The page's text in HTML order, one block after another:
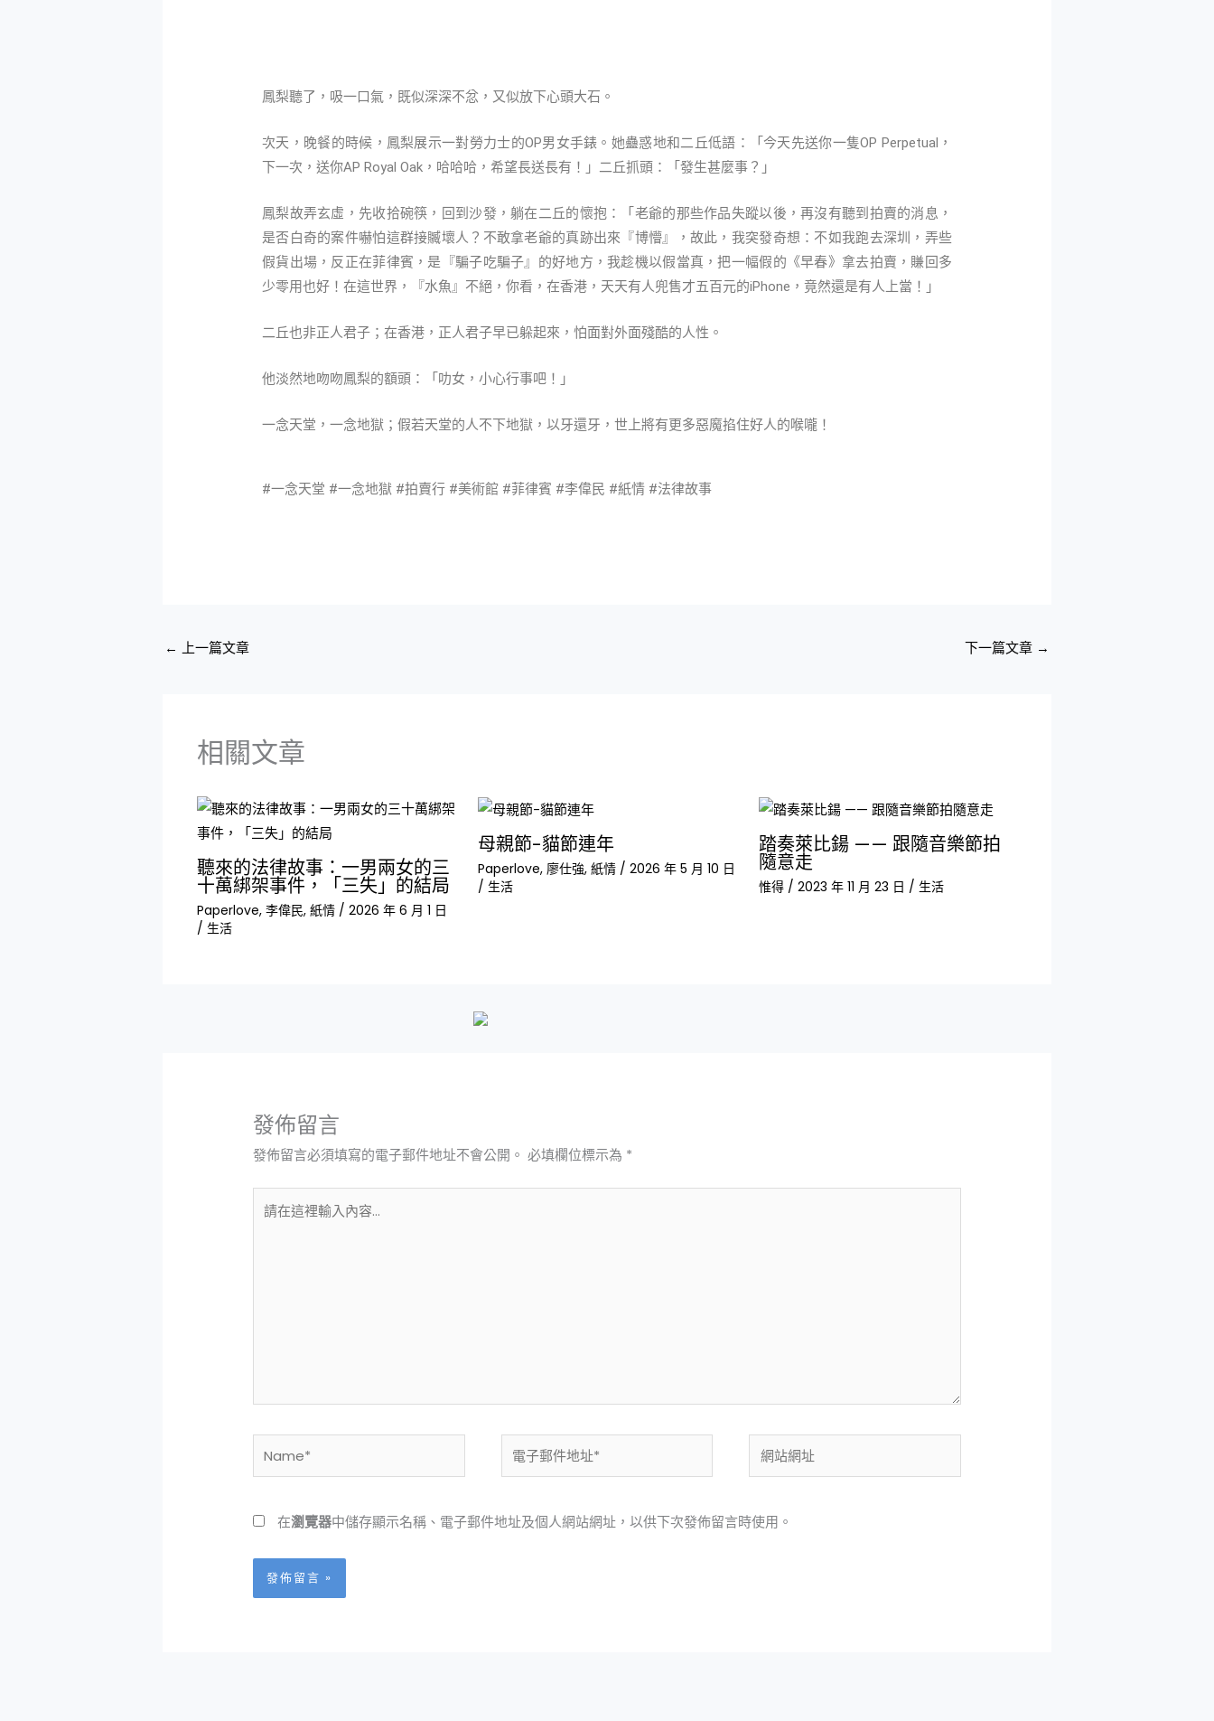
鳳梨聽了，吸一口氣，既似深深不忿，又似放下心頭大石。
次天，晚餐的時候，鳳梨展示一對勞力士的OP男女手錶。她蠱惑地和二丘低語：「今天先送你一隻OP Perpetual，
下一次，送你AP Royal Oak，哈哈哈，希望長送長有！」二丘抓頭：「發生甚麼事？」
鳳梨故弄玄虛，先收拾碗筷，回到沙發，躺在二丘的懷抱：「老爺的那些作品失蹤以後，再沒有聽到拍賣的消息，
是否白奇的案件嚇怕這群接贓壞人？不敢拿老爺的真跡出來『博懵』，故此，我突發奇想：不如我跑去深圳，弄些
假貨出場，反正在菲律賓，是『騙子吃騙子』的好地方，我趁機以假當真，把一幅假的《早春》拿去拍賣，賺回多
少零用也好！在這世界，『水魚』不絕，你看，在香港，天天有人兜售才五百元的iPhone，竟然還是有人上當！」
二丘也非正人君子；在香港，正人君子早已躲起來，怕面對外面殘酷的人性。
他淡然地吻吻鳳梨的額頭：「叻女，小心行事吧！」
一念天堂，一念地獄；假若天堂的人不下地獄，以牙還牙，世上將有更多惡魔掐住好人的喉嚨！
#一念天堂 #一念地獄 #拍賣行 #美術館 #菲律賓 #李偉民 #紙情 #法律故事
← 上一篇文章 下一篇文章 →
相關文章
聽來的法律故事：一男兩女的三
十萬綁架事件，「三失」的結局
Paperlove, 李偉民, 紙情/ 2026 年 6 月 1 日
/ 生活
母親節-貓節連年
Paperlove, 廖仕強, 紙情/ 2026 年 5 月 10 日
/ 生活
踏奏萊比鍚 —— 跟隨音樂節拍
隨意走
惟得 /2023 年 11 月 23 日 /生活
發佈留言
發佈留言必須填寫的電子郵件地址不會公開。 必填欄位標示為 *
在
件
址
在瀏覽器中儲存顯示名稱、電子郵件地址及個人網站網址，以供下次發佈留言時使用。